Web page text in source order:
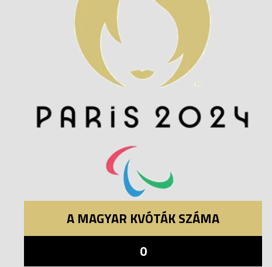
A MAGYAR KVÓTÁK SZÁMA
0